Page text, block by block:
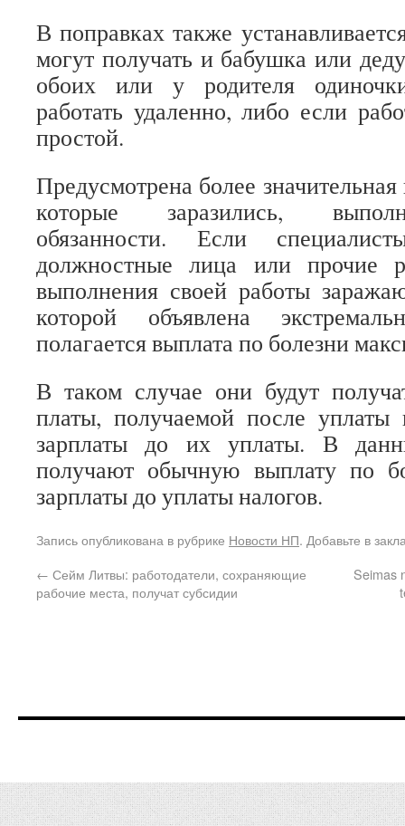
В поправках также
могут получать и бабушка или
обоих или у родителя
работать удаленно, либо если
простой.
Предусмотрена более
которые заразились,
обязанности. Если
должностные лица или прочие
выполнения своей работы
которой объявлена
полагается выплата по болезни
В таком случае они будут
платы, получаемой после уплаты
зарплаты до их уплаты. В
получают обычную выплату по
зарплаты до уплаты налогов.
Запись опубликована в рубрике Новости НП. Добавьте в
← Сейм Литвы: работодатели, сохраняющие
рабочие места, получат субсидии
Seimas